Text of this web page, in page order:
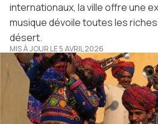
internationaux, la ville offre une
musique dévoile toutes les
désert.
MIS À JOUR LE 5 AVRIL 2026